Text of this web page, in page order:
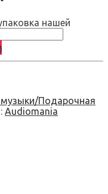
нашей
Подарочная
Audiomania